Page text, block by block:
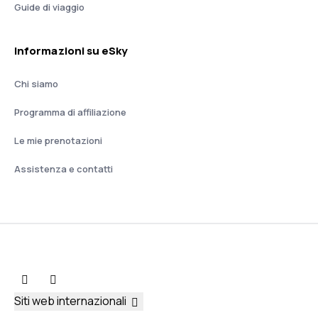
Guide di viaggio
Informazioni su eSky
Chi siamo
Programma di affiliazione
Le mie prenotazioni
Assistenza e contatti
Siti web internazionali